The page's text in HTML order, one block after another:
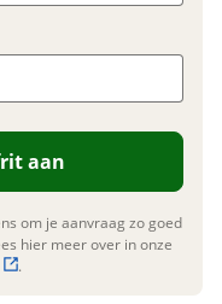
van
aan
om je aanvraag zo goed
hier meer over in onze
.